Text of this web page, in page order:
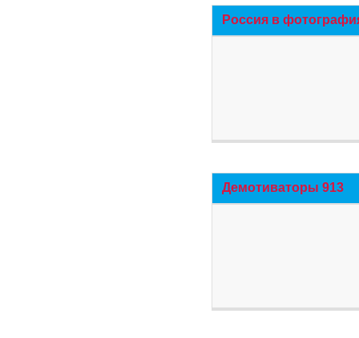
Россия в
Демотиваторы 913